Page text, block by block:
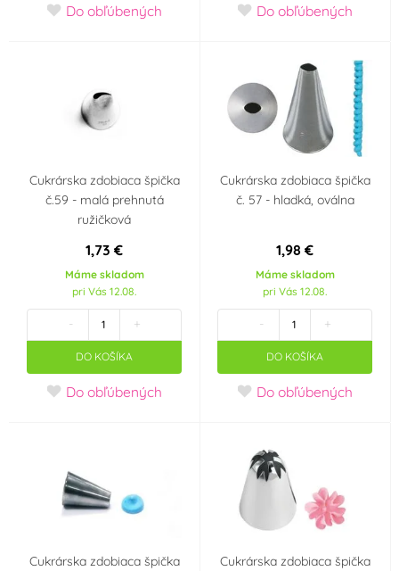
Do obľúbených Do obľúbených
Cukrárska zdobiaca špička
č.59 - malá prehnutá
ružičková
1,73 €
Máme skladom
pri Vás 12.08.
- +
DO KOŠÍKA
Do obľúbených
Cukrárska zdobiaca špička
č. 57 - hladká, oválna
1,98 €
Máme skladom
pri Vás 12.08.
- +
DO KOŠÍKA
Do obľúbených
Cukrárska zdobiaca špička
Cukrárska zdobiaca špička